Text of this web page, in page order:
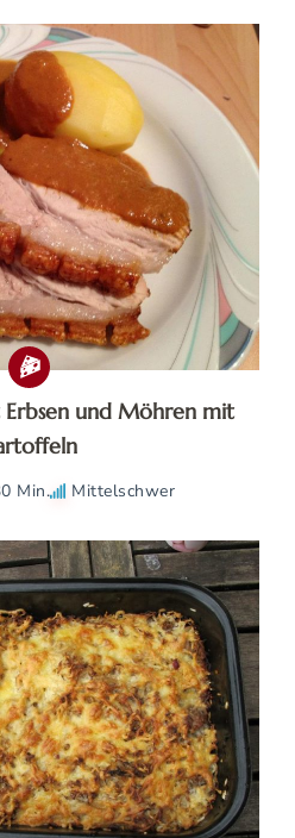
und Möhren mit
Min. Mittelschwer